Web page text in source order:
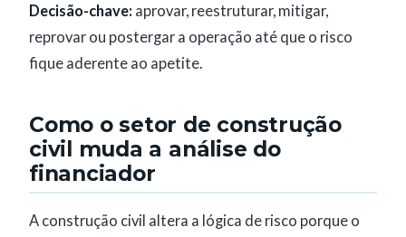
Decisão-chave: aprovar, reestruturar, mitigar,
reprovar ou postergar a operação até que o risco
fique aderente ao apetite.
Como o setor de construção
civil muda a análise do
financiador
A construção civil altera a lógica de risco porque o